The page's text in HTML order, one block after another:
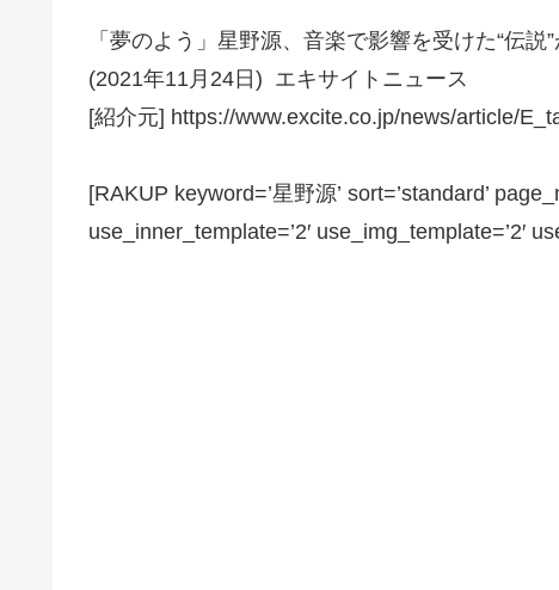
「夢のよう」星野源、音楽で影響を受けた“伝
(2021年11月24日) エキサイトニュース
[紹介元] https://www.excite.co.jp/news/article/
[RAKUP keyword=’星野源’ sort=’standard’
use_inner_template=’2′ use_img_template=’2′